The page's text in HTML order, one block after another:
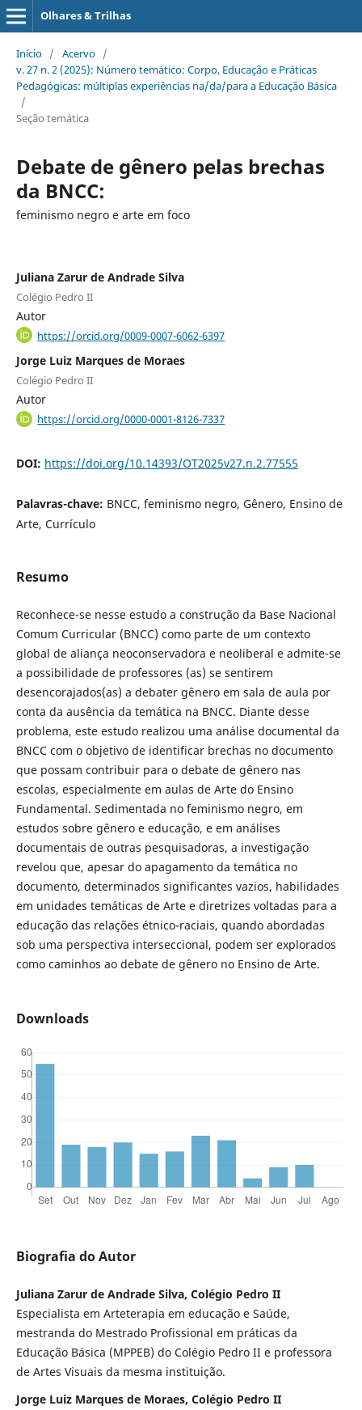
Olhares & Trilhas
Início / Acervo /
v. 27 n. 2 (2025): Número temático: Corpo, Educação e Práticas
Pedagógicas: múltiplas experiências na/da/para a Educação Básica
/
Seção temática
Debate de gênero pelas brechas
da BNCC:
feminismo negro e arte em foco
Juliana Zarur de Andrade Silva
Colégio Pedro II
Autor
https://orcid.org/0009-0007-6062-6397
Jorge Luiz Marques de Moraes
Colégio Pedro II
Autor
https://orcid.org/0000-0001-8126-7337
DOI: https://doi.org/10.14393/OT2025v27.n.2.77555
Palavras-chave: BNCC, feminismo negro, Gênero, Ensino de
Arte, Currículo
Resumo
Reconhece-se nesse estudo a construção da Base Nacional
Comum Curricular (BNCC) como parte de um contexto
global de aliança neoconservadora e neoliberal e admite-se
a possibilidade de professores (as) se sentirem
desencorajados(as) a debater gênero em sala de aula por
conta da ausência da temática na BNCC. Diante desse
problema, este estudo realizou uma análise documental da
BNCC com o objetivo de identificar brechas no documento
que possam contribuir para o debate de gênero nas
escolas, especialmente em aulas de Arte do Ensino
Fundamental. Sedimentada no feminismo negro, em
estudos sobre gênero e educação, e em análises
documentais de outras pesquisadoras, a investigação
revelou que, apesar do apagamento da temática no
documento, determinados significantes vazios, habilidades
em unidades temáticas de Arte e diretrizes voltadas para a
educação das relações étnico-raciais, quando abordadas
sob uma perspectiva interseccional, podem ser explorados
como caminhos ao debate de gênero no Ensino de Arte.
Downloads
Biografia do Autor
Juliana Zarur de Andrade Silva, Colégio Pedro II
Especialista em Arteterapia em educação e Saúde,
mestranda do Mestrado Profissional em práticas da
Educação Básica (MPPEB) do Colégio Pedro II e professora
de Artes Visuais da mesma instituição.
Jorge Luiz Marques de Moraes, Colégio Pedro II